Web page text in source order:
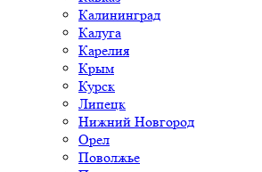
Калининград
Калуга
Карелия
Крым
Курск
Липецк
Нижний Новгород
Орел
Поволжье